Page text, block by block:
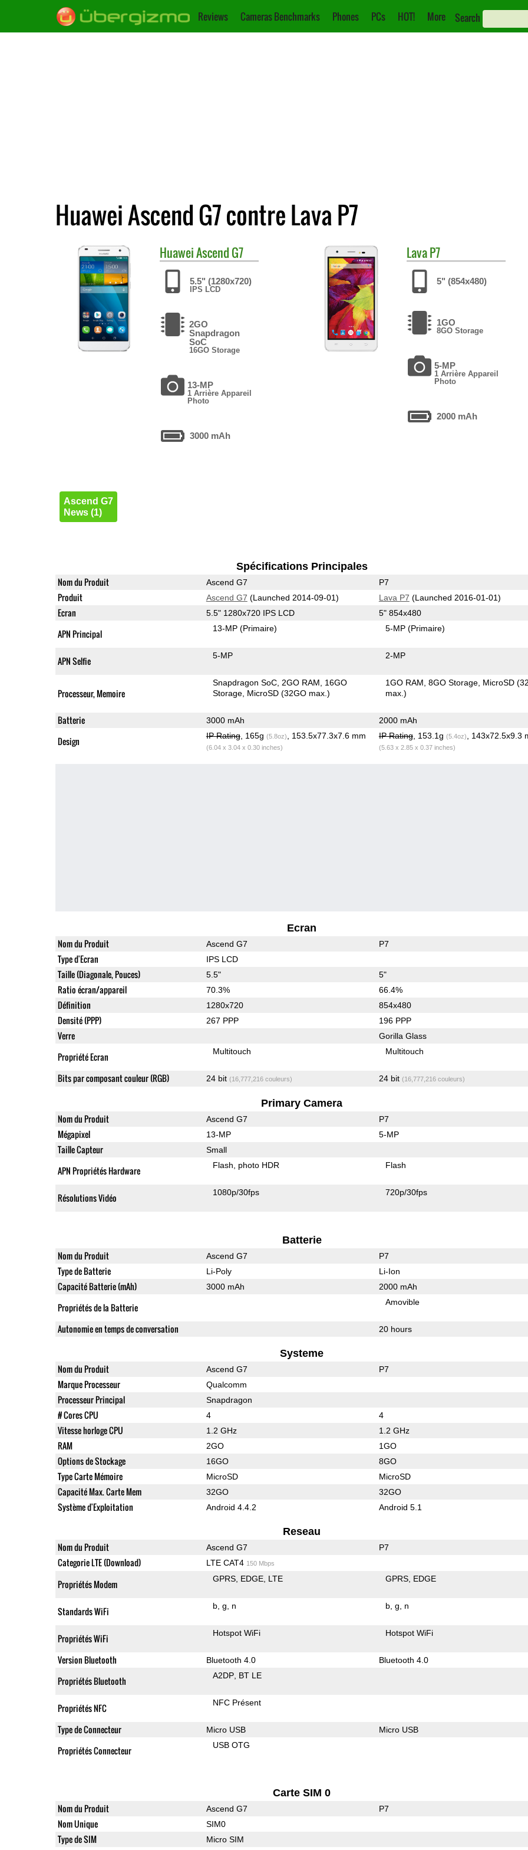
Reviews Cameras Benchmarks Phones PCs HOT! More Search
Huawei Ascend G7 contre Lava P7
HuaweiAscend G7
5.5" (1280x720)
IPS LCD
2GO
Snapdragon
SoC
16GO Storage
13-MP
1 Arrière Appareil
Photo
3000 mAh
Ascend G7
News (1)
LavaP7
5" (854x480)
1GO
8GO Storage
5-MP
1 Arrière Appareil
Photo
2000 mAh
Spécifications Principales
Nom du Produit Ascend G7 P7
Produit Ascend G7 (Launched 2014-09-01) Lava P7 (Launched 2016-01-01)
Ecran 5.5" 1280x720 IPS LCD 5" 854x480
APN Principal 13-MP(Primaire) 5-MP(Primaire)
APN Selfie 5-MP 2-MP
Processeur, Memoire
Snapdragon SoC 2GO RAM
16GO
Storage MicroSD (32GO max.)
1GO RAM 8GO Storage MicroSD
max.)
Batterie 3000 mAh 2000 mAh
Design IP Rating, 165g (5.8oz) , 153.5x77.3x7.6 mm
(6.04 x 3.04 x 0.30 inches)
IP Rating, 153.1g (5.4oz) , 143x72.5x9.3
(5.63 x 2.85 x 0.37 inches)
Ecran
Nom du Produit Ascend G7 P7
Type d'Ecran IPS LCD
Taille (Diagonale, Pouces) 5.5" 5"
Ratio écran/appareil 70.3% 66.4%
Définition 1280x720 854x480
Densité (PPP) 267 PPP 196 PPP
Verre Gorilla Glass
Propriété Ecran Multitouch Multitouch
Bits par composant couleur (RGB) 24 bit (16,777,216 couleurs) 24 bit (16,777,216 couleurs)
Primary Camera
Nom du Produit Ascend G7 P7
Mégapixel 13-MP 5-MP
Taille Capteur Small
APN Propriétés Hardware Flash photo HDR Flash
Résolutions Vidéo 1080p/30fps 720p/30fps
Batterie
Nom du Produit Ascend G7 P7
Type de Batterie Li-Poly Li-Ion
Capacité Batterie (mAh) 3000 mAh 2000 mAh
Propriétés de la Batterie Amovible
Autonomie en temps de conversation 20 hours
Systeme
Nom du Produit Ascend G7 P7
Marque Processeur Qualcomm
Processeur Principal Snapdragon
# Cores CPU 4 4
Vitesse horloge CPU 1.2 GHz 1.2 GHz
RAM 2GO 1GO
Options de Stockage 16GO 8GO
Type Carte Mémoire MicroSD MicroSD
Capacité Max. Carte Mem 32GO 32GO
Système d'Exploitation Android 4.4.2 Android 5.1
Reseau
Nom du Produit Ascend G7 P7
Categorie LTE (Download) LTE CAT4 150 Mbps
Propriétés Modem GPRS EDGE LTE GPRS EDGE
Standards WiFi b g n b g n
Propriétés WiFi Hotspot WiFi Hotspot WiFi
Version Bluetooth Bluetooth 4.0 Bluetooth 4.0
Propriétés Bluetooth A2DP BT LE
Propriétés NFC NFC Présent
Type de Connecteur Micro USB Micro USB
Propriétés Connecteur USB OTG
Carte SIM 0
Nom du Produit Ascend G7 P7
Nom Unique SIM0
Type de SIM Micro SIM